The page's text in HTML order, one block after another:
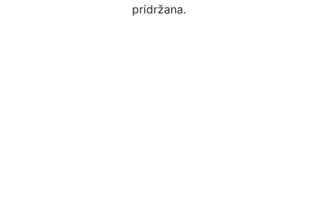
pridržana.